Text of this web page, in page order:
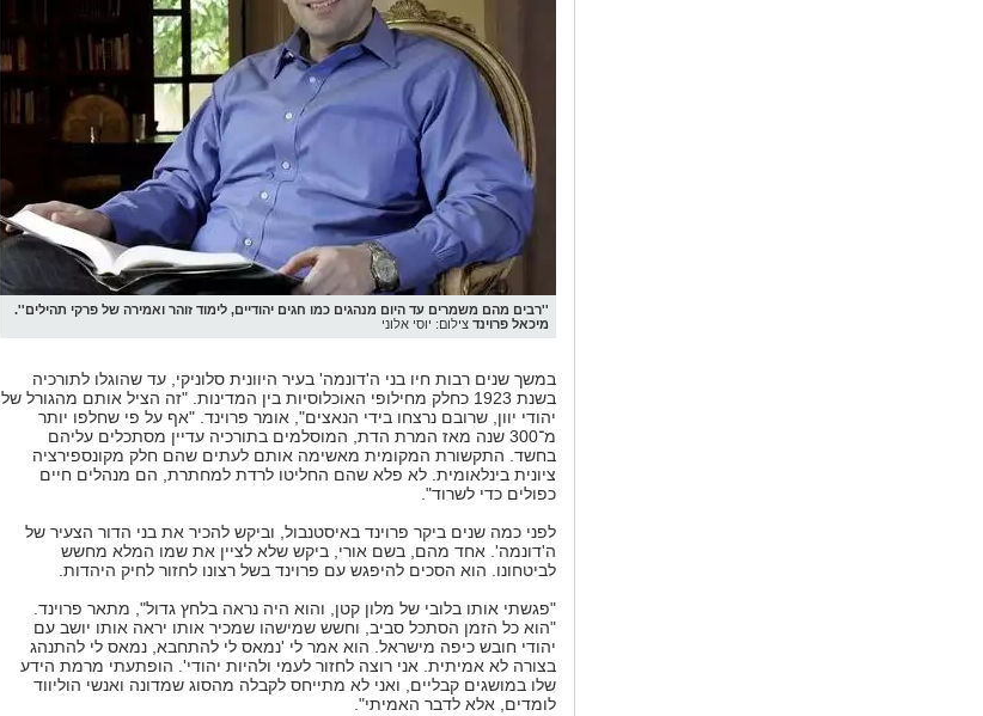
''רבים מהם משמרים עד היום מנהגים כמו חגים יהודיים, לימוד זוהר ואמירה של פרקי תהילים''.
מיכאל פרוינד צילום: יוסי אלוני
במשך שנים רבות חיו בני ה'דונמה' בעיר היוונית סלוניקי, עד שהוגלו לתורכיה
בשנת 1923 כחלק מחילופי האוכלוסיות בין המדינות. "זה הציל אותם מהגורל של
יהודי יוון, שרובם נרצחו בידי הנאצים", אומר פרוינד. "אף על פי שחלפו יותר
מ־300 שנה מאז המרת הדת, המוסלמים בתורכיה עדיין מסתכלים עליהם
בחשד. התקשורת המקומית מאשימה אותם לעתים שהם חלק מקונספירציה
ציונית בינלאומית. לא פלא שהם החליטו לרדת למחתרת, הם מנהלים חיים
כפולים כדי לשרוד".
לפני כמה שנים ביקר פרוינד באיסטנבול, וביקש להכיר את בני הדור הצעיר של
ה'דונמה'. אחד מהם, בשם אורי, ביקש שלא לציין את שמו המלא מחשש
לביטחונו. הוא הסכים להיפגש עם פרוינד בשל רצונו לחזור לחיק היהדות.
"פגשתי אותו בלובי של מלון קטן, והוא היה נראה בלחץ גדול", מתאר פרוינד.
"הוא כל הזמן הסתכל סביב, וחשש שמישהו שמכיר אותו יראה אותו יושב עם
יהודי חובש כיפה מישראל. הוא אמר לי 'נמאס לי להתחבא, נמאס לי להתנהג
בצורה לא אמיתית. אני רוצה לחזור לעמי ולהיות יהודי'. הופתעתי מרמת הידע
שלו במושגים קבליים, ואני לא מתייחס לקבלה מהסוג שמדונה ואנשי הוליווד
לומדים, אלא לדבר האמיתי".